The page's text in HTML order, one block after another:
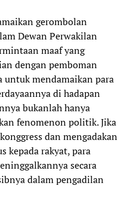
gerombolan
Dewan Perwakilan
maaf yang
dengan pemboman
untuk mendamaikan para
di hadapan
bukanlah hanya
fenomenon politik. Jika
dan mengadakan
kepada rakyat, para
secara
dalam pengadilan